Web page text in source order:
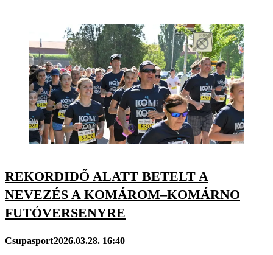
REKORDIDŐ ALATT BETELT A
NEVEZÉS A KOMÁROM–KOMÁRNO
FUTÓVERSENYRE
Csupasport2026.03.28. 16:40